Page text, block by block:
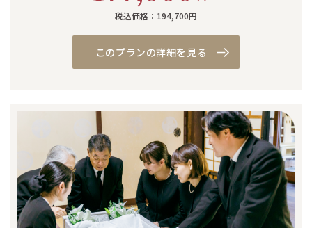
税込価格：194,700円
このプランの詳細を見る